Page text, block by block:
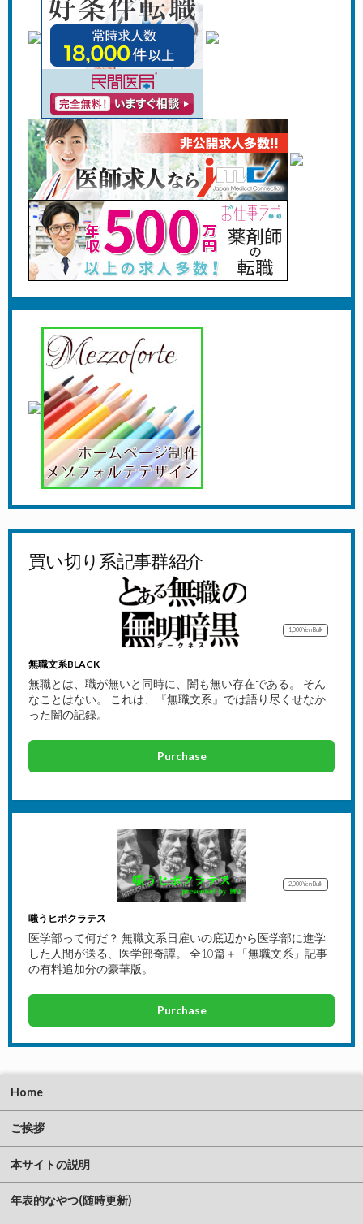
買い切り系記事群紹介
1,000YenBulk
無職文系BLACK
無職とは、職が無いと同時に、闇も無い存在である。 そん
なことはない。 これは、『無職文系』では語り尽くせなか
った闇の記録。
Purchase
2,000YenBulk
嗤うヒポクラテス
医学部って何だ？ 無職文系日雇いの底辺から医学部に進学
した人間が送る、医学部奇譚。 全10篇＋「無職文系」記事
の有料追加分の豪華版。
Purchase
Home
ご挨拶
本サイトの説明
年表的なやつ(随時更新)